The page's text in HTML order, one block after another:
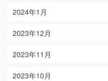
2024年1月
2023年12月
2023年11月
2023年10月